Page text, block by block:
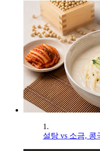
1.
설탕 vs 소금, 콩